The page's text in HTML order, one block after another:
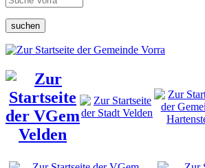
suchen